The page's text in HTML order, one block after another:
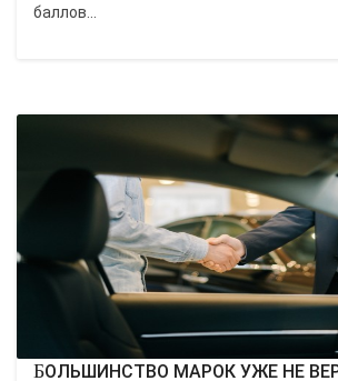
баллов...
БОЛЬШИНСТВО МАРОК УЖЕ НЕ ВЕРНЕТСЯ НА